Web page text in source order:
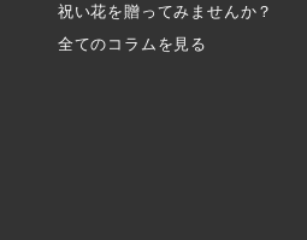
祝い花を贈ってみませんか？
全てのコラムを見る